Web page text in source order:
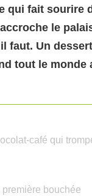
qui fait sourire
le
faut. Un
tout le monde
café qui
première bouchée